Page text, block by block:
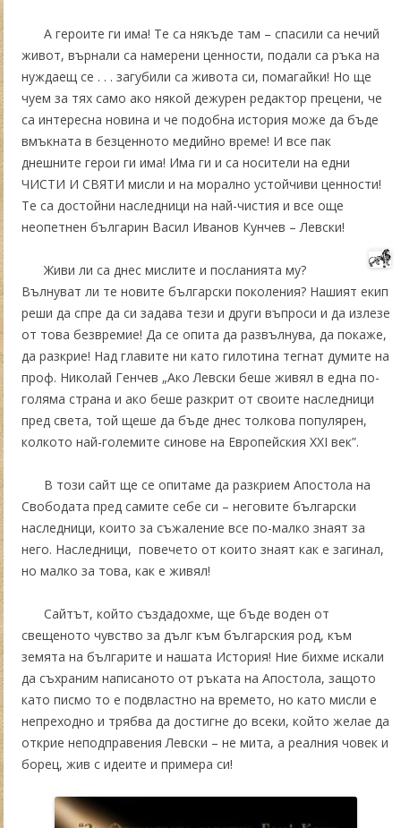
А героите ги има! Те са някъде там – спасили са нечий
живот, върнали са намерени ценности, подали са ръка на
нуждаещ се . . . загубили са живота си, помагайки! Но ще
чуем за тях само ако някой дежурен редактор прецени, че
са интересна новина и че подобна история може да бъде
вмъкната в безценното медийно време! И все пак
днешните герои ги има! Има ги и са носители на едни
ЧИСТИ И СВЯТИ мисли и на морално устойчиви ценности!
Те са достойни наследници на най-чистия и все още
неопетнен българин Васил Иванов Кунчев – Левски!
Живи ли са днес мислите и посланията му?
Вълнуват ли те новите български поколения? Нашият екип
реши да спре да си задава тези и други въпроси и да излезе
от това безвремие! Да се опита да развълнува, да покаже,
да разкрие! Над главите ни като гилотина тегнат думите на
проф. Николай Генчев „Ако Левски беше живял в една по-
голяма страна и ако беше разкрит от своите наследници
пред света, той щеше да бъде днес толкова популярен,
колкото най-големите синове на Европейския XXI век”.
В този сайт ще се опитаме да разкрием Апостола на
Свободата пред самите себе си – неговите български
наследници, които за съжаление все по-малко знаят за
него. Наследници, повечето от които знаят как е загинал,
но малко за това, как е живял!
Сайтът, който създадохме, ще бъде воден от
свещеното чувство за дълг към българския род, към
земята на българите и нашата История! Ние бихме искали
да съхраним написаното от ръката на Апостола, защото
като писмо то е подвластно на времето, но като мисли е
непреходно и трябва да достигне до всеки, който желае да
открие неподправения Левски – не мита, а реалния човек и
борец, жив с идеите и примера си!